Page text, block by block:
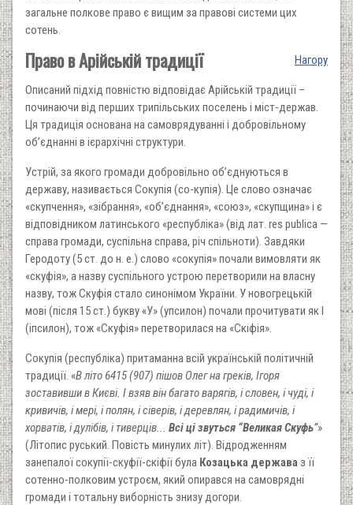
загальне полкове право є вищим за правові системи цих
сотень.
Нагору
Право в Арійській традиції
Описаний підхід повністю відповідає Арійській традиції –
починаючи від перших трипільських поселень і міст-держав.
Ця традиція основана на самоврядуванні і добровільному
об’єднанні в ієрархічні структури.
Устрій, за якого громади добровільно об’єднуються в
державу, називається Сокупія (со-купія). Це слово означає
«скупчення», «зібрання», «об’єднання», «союз», «скупщина» і є
відповідником латинського «республіка» (від лат. res publica —
справа громади, суспільна справа, річ спільноти). Завдяки
Геродоту (5 ст. до н. е.) слово «сокупія» почали вимовляти як
«скуфія», а назву суспільного устрою перетворили на власну
назву, тож Скуфія стало синонімом України. У новогрецькій
мові (після 15 ст.) букву «У» (упсилон) почали прочитувати як І
(іпсилон), тож «Скуфія» перетворилася на «Скіфія».
Сокупія (республіка) притаманна всій українській політичній
традиції. «В літо 6415 (907) пішов Олег на греків, Ігоря
зоставивши в Києві. І взяв він багато варягів, і словен, і чуді, і
кривичів, і мері, і полян, і сіверів, і деревлян, і радимичів, і
хорватів, і дулібів, і тиверців... Всі ці звуться “Великая Скуфь”»
(Літопис руський. Повість минулих літ). Відродженням
занепалої сокупії-скуфії-скіфії була Козацька держава з її
сотенно-полковим устроєм, який опирався на самоврядні
громади і тотальну виборність знизу догори.